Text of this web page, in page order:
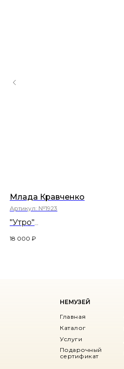
Млада Кравченко
Артикул: №1923
"Утро"
18 000 ₽
Главная
Услуги
Каталог
НЕМУЗЕЙ
Подарочный
сертификат